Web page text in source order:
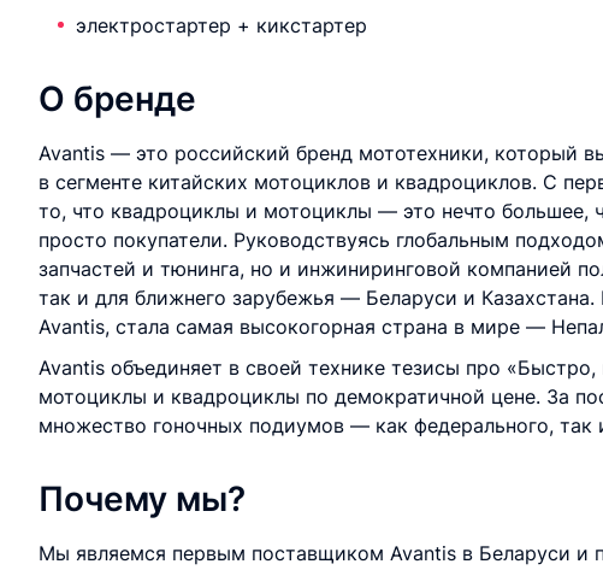
электростартер + кикстартер
О бренде
Avantis — это российский бренд мототехники, который
в сегменте китайских мотоциклов и квадроциклов. С
то, что квадроциклы и мотоциклы — это нечто
просто покупатели. Руководствуясь глобальным
запчастей и тюнинга, но и инжиниринговой компанией
так и для ближнего зарубежья — Беларуси и
Avantis, стала самая высокогорная страна в мире —
Avantis объединяет в своей технике тезисы про
мотоциклы и квадроциклы по демократичной цене. За
множество гоночных подиумов — как федерального, так
Почему мы?
Мы являемся первым поставщиком Avantis в Беларуси и